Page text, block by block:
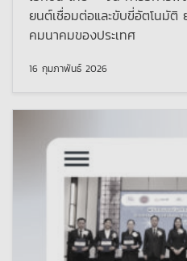
ยนต์เชื่อมต่อและขับขี่อัตโนมัติ
คมนาคมของประเทศ
16 กุมภาพันธ์ 2026